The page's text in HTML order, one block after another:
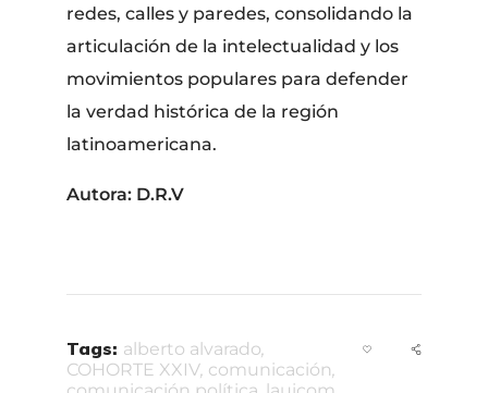
redes, calles y paredes, consolidando la
articulación de la intelectualidad y los
movimientos populares para defender
la verdad histórica de la región
latinoamericana.
Autora: D.R.V
Tags: alberto alvarado
COHORTE XXIV comunicación